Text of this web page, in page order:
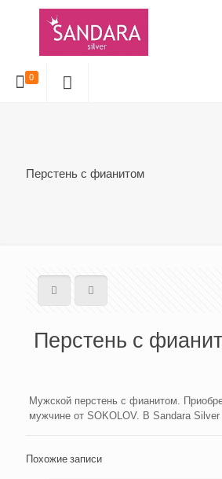
0
Перстень с фианитом
Перстень с
Мужской перстень с фианитом.
мужчине от SOKOLOV. В Sandara
Похожие записи